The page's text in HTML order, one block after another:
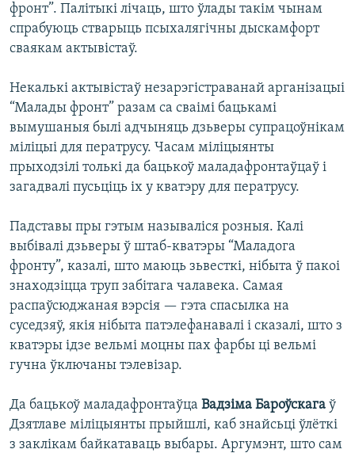
фронт”. Палітыкі лічаць, што ўлады такім чынам
спрабуюць стварыць псыхалягічны дыскамфорт
сваякам актывістаў.
Некалькі актывістаў незарэгістраванай арганізацыі
“Малады фронт” разам са сваімі бацькамі
вымушаныя былі адчыняць дзьверы супрацоўнікам
міліцыі для ператрусу. Часам міліцыянты
прыходзілі толькі да бацькоў маладафронтаўцаў і
загадвалі пусьціць іх у кватэру для ператрусу.
Падставы пры гэтым называліся розныя. Калі
выбівалі дзьверы ў штаб-кватэры “Маладога
фронту”, казалі, што маюць зьвесткі, нібыта ў пакоі
знаходзіцца труп забітага чалавека. Самая
распаўсюджаная вэрсія — гэта спасылка на
суседзяў, якія нібыта патэлефанавалі і сказалі, што з
кватэры ідзе вельмі моцны пах фарбы ці вельмі
гучна ўключаны тэлевізар.
Да бацькоў маладафронтаўца Вадзіма Бароўскага ў
Дзятлаве міліцыянты прыйшлі, каб знайсьці ўлёткі
з заклікам байкатаваць выбары. Аргумэнт, што сам